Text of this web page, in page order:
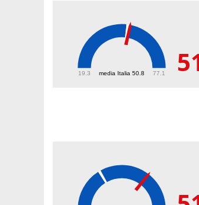
media Italia 50.8
19.3 77.1